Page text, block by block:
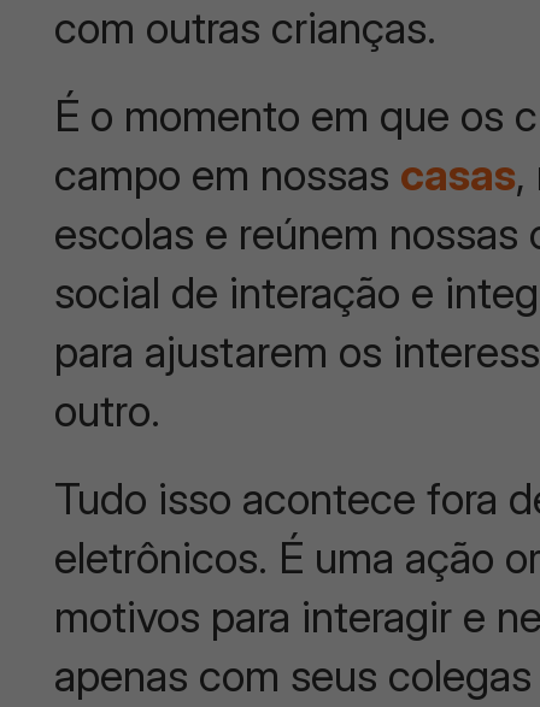
com outras crianças.
É o momento em que os
campo em nossas casas,
escolas e reúnem
social de interação e
para ajustarem os
outro.
Tudo isso acontece fora
eletrônicos. É uma ação
motivos para interagir e
apenas com seus